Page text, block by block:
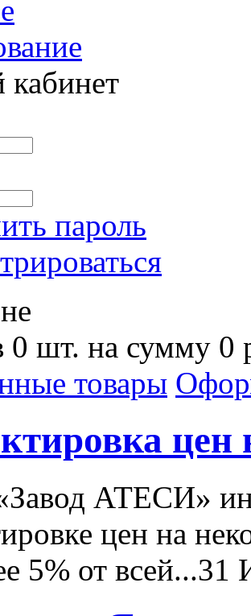
пароль
0 шт. на сумму 0
товары
цен
АТЕСИ»
цен на
5% от всей...31